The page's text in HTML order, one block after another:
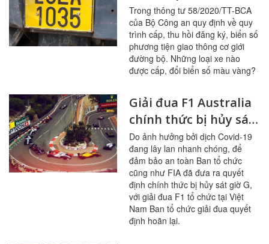
màu vàng từ 1/8/2020
Trong thông tư 58/2020/TT-BCA
của Bộ Công an quy định về quy
trình cấp, thu hồi đăng ký, biển số
phương tiện giao thông cơ giới
đường bộ. Những loại xe nào
được cấp, đổi biển số màu vàng?
Giải đua F1 Australia
chính thức bị hủy sát
giờ G, hoãn chặng
đua F1 Hà Nội
Do ảnh hưởng bởi dịch Covid-19
đang lây lan nhanh chóng, để
đảm bảo an toàn Ban tổ chức
cũng như FIA đã đưa ra quyết
định chính thức bị hủy sát giờ G,
với giải đua F1 tổ chức tại Việt
Nam Ban tổ chức giải đua quyết
định hoãn lại.